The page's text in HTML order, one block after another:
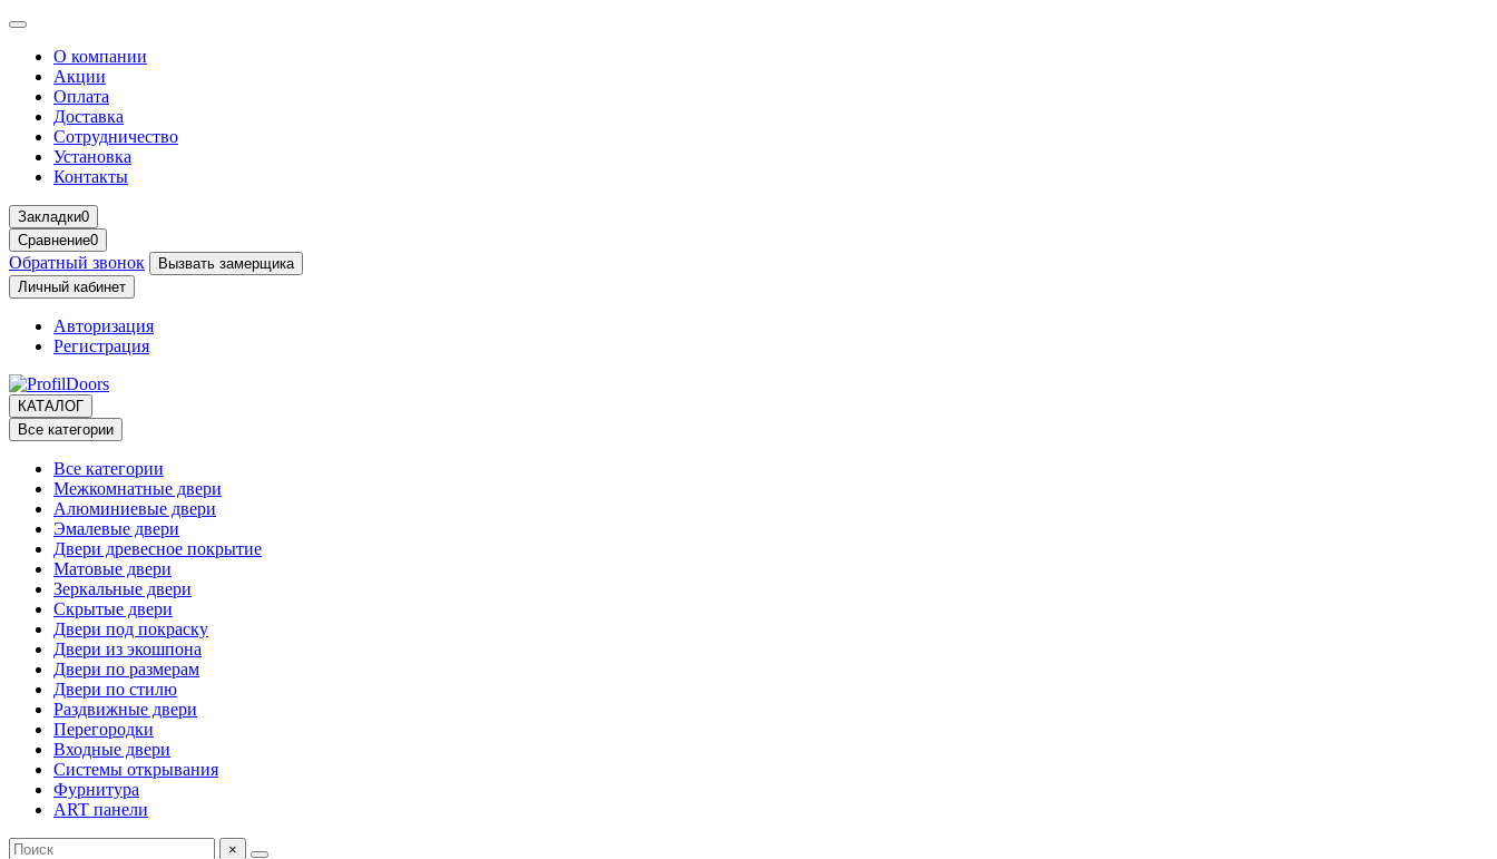
О компании
Акции
Оплата
Доставка
Сотрудничество
Установка
Контакты
Закладки0
Сравнение0
Обратный звонок
Вызвать замерщика
Личный кабинет
Авторизация
Регистрация
КАТАЛОГ
Все категории
Все категории
Межкомнатные двери
Алюминиевые двери
Эмалевые двери
Двери древесное покрытие
Матовые двери
Зеркальные двери
Скрытые двери
Двери под покраску
Двери из экошпона
Двери по размерам
Двери по стилю
Раздвижные двери
Перегородки
Входные двери
Системы открывания
Фурнитура
ART панели
×